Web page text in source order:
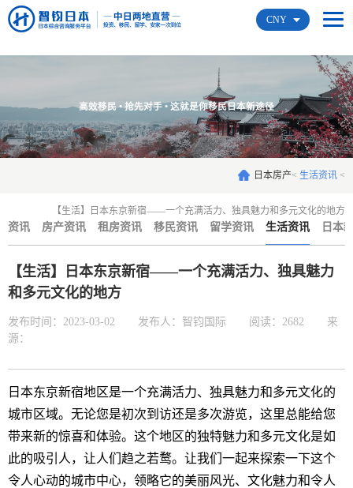
CNY
高效移民 • 抢先对手 • 这就是你移民日本新途径
日本房产< 生活资讯 <
【生活】日本东京新宿——一个充满活力、独具魅力和多元文化的地方
资讯 房产资讯 租房资讯 移民资讯 留学资讯 生活资讯 日本
【生活】日本东京新宿——一个充满活力、独具魅力
和多元文化的地方
发布时间：2023-03-02 发布人：智钧国际 阅读：2682
来
源：
日本东京新宿地区是一个充满活力、独具魅力和多元文化的
城市区域。无论您是初次到访还是多次游览，这里总能给您
带来新的惊喜和体验。这个地区的独特魅力和多元文化是如
此的吸引人，让人们趋之若鹜。让我们一起来探索一下这个
令人心动的城市中心，领略它的美丽风光、文化魅力和令人